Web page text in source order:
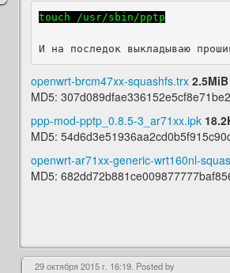
touch /usr/sbin/pptp
И на последок выкладываю
openwrt-brcm47xx-squashfs.trx 2.5MiB
MD5:
ppp-mod-pptp_0.8.5-3_ar71xx.ipk
MD5:
openwrt-ar71xx-generic-wrt160nl-
MD5:
29 октября 2015 г. 16:19. Posted by